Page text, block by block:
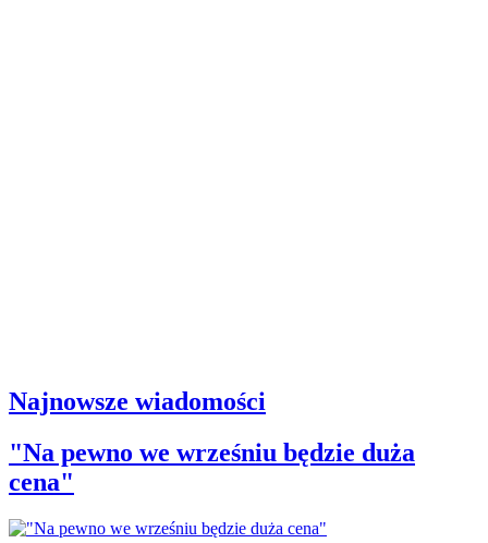
Najnowsze wiadomości
"Na pewno we wrześniu będzie duża
cena"